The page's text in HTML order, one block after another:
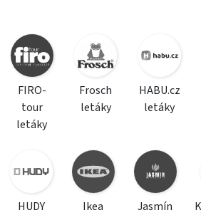
FIRO-
tour
letáky
Frosch
letáky
HABU.cz
letáky
HUDY
Ikea
Jasmín